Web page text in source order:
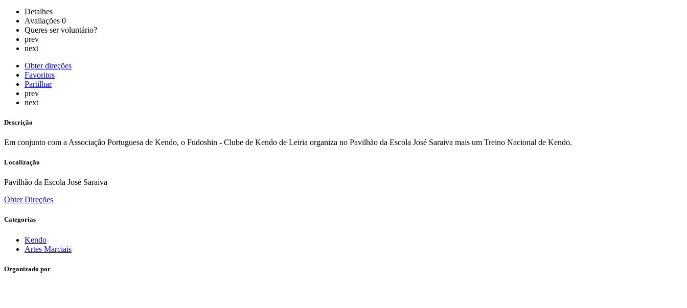
Detalhes
Avaliações 0
Queres ser voluntário?
prev
next
Obter direções
Favoritos
Partilhar
prev
next
Descrição
Em conjunto com a Associação Portuguesa de Kendo, o Fudoshin - Clube de Kendo de Leiria organiza no Pavilhão da Escola José Saraiva mais um Treino Nacional de Kendo.
Localização
Pavilhão da Escola José Saraiva
Obter Direções
Categorias
Kendo
Artes Marciais
Organizado por